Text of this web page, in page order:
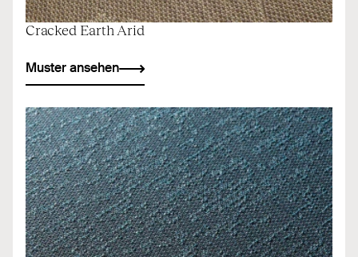
Cracked Earth Arid
Muster ansehen